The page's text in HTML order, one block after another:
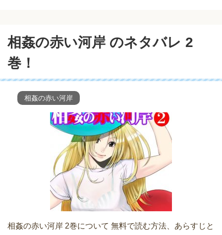
相姦の赤い河岸 のネタバレ 2
巻！
相姦の赤い河岸
相姦の赤い河岸 2巻について 無料で読む方法、あらすじと